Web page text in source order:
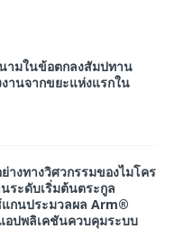
ามในข้อตกลงสัมปทาน
านจากขยะแห่งแรกใน
างทางวิศวกรรมของไมโคร
ระดับเริ่มต้นตระกูล
กนประมวลผล Arm®
ปพลิเคชันควบคุมระบบ